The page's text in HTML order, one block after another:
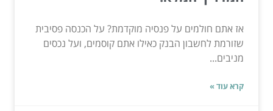
אז אתם חולמים על פנסיה מוקדמת? על הכנסה פסיבית
שזורמת לחשבון הבנק כאילו אתם קוסמים, ועל נכסים
מניבים...
קרא עוד »